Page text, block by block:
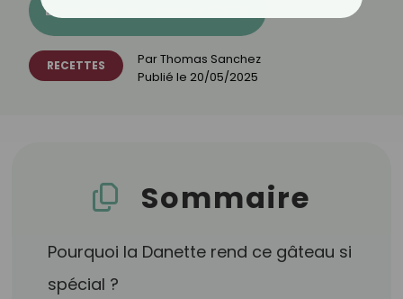
Découvrez les 11 menus CROQ
RECETTES ParThomas Sanchez
Publié le 20/05/2025
Sommaire
Pourquoi la Danette rend ce gâteau si
spécial ?